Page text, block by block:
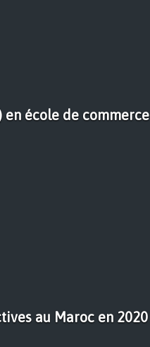
en école de commerce
au Maroc en 2020